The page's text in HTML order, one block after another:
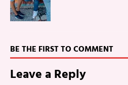
BE THE FIRST TO COMMENT
Leave a Reply